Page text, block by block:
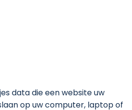
data die een website uw
op uw computer, laptop of